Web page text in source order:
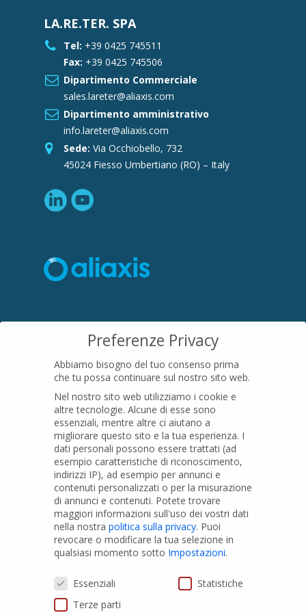
LA.RE.TER. SPA
Tel: +39 0425 745511
Fax: +39 0425 745506
Dipartimento Commerciale
sales.lareter@aliaxis.com
Dipartimento amministrativo
info.lareter@aliaxis.com
Sede: Via Occhiobello, 732
45024 Fiesso Umbertiano (RO) – Italy
16015 Casella (GE) – Italy
01079200299
PRODOTTI
Tubi PVC
Raccordi PVC
Tubi e Raccordi in PVC-A
Pozzi Artesiani
Preferenze Privacy
Abbiamo bisogno del tuo consenso prima
che tu possa continuare sul nostro sito web.
Nel nostro sito web utilizziamo i cookie e
altre tecnologie. Alcune di esse sono
essenziali, mentre altre ci aiutano a
migliorare questo sito e la tua esperienza. I
dati personali possono essere trattati (ad
esempio caratteristiche di riconoscimento,
indirizzi IP), ad esempio per annunci e
contenuti personalizzati o per la misurazione
di annunci e contenuti. Potete trovare
maggiori informazioni sull'uso dei vostri dati
nella nostra politica sulla privacy. Puoi
revocare o modificare la tua selezione in
qualsiasi momento sotto Impostazioni.
Preferenze Privacy
Essenziali
Statistiche
Terze parti